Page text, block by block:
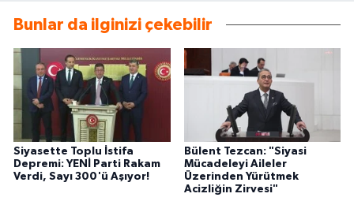
Bunlar da ilginizi çekebilir
Siyasette Toplu İstifa
Depremi: YENİ Parti Rakam
Verdi, Sayı 300'ü Aşıyor!
Bülent Tezcan: "Siyasi
Mücadeleyi Aileler
Üzerinden Yürütmek
Acizliğin Zirvesi"